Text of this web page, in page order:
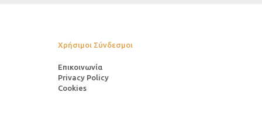
Χρήσιμοι Σύνδεσμοι
Επικοινωνία
Privacy Policy
Cookies